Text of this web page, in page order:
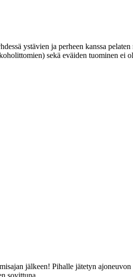
ystävien ja perheen kanssa
sekä eväiden tuominen ei
jälkeen! Pihalle jätetyn ajoneuvon
sovittuna.